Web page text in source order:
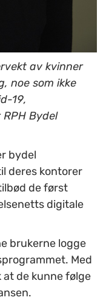
av kvinner
noe som ikke
19,
Bydel
bydel
deres kontorer
de først
digitale
brukerne logge
Med
at de kunne følge